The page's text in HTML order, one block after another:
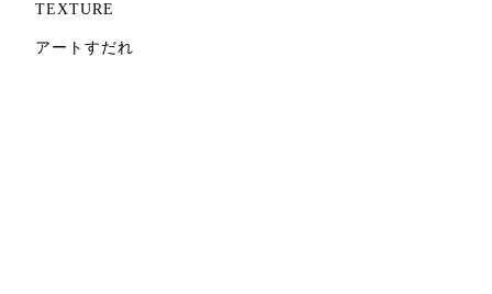
TEXTURE
アートすだれ